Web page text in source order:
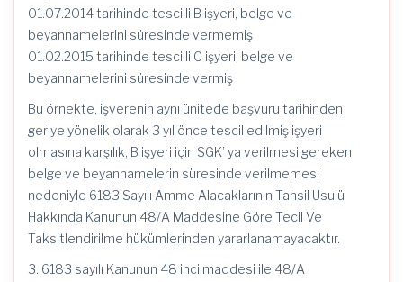
01.07.2014 tarihinde tescilli B işyeri, belge ve
beyannamelerini süresinde vermemiş
01.02.2015 tarihinde tescilli C işyeri, belge ve
beyannamelerini süresinde vermiş
Bu örnekte, işverenin aynı ünitede başvuru tarihinden
geriye yönelik olarak 3 yıl önce tescil edilmiş işyeri
olmasına karşılık, B işyeri için SGK’ ya verilmesi gereken
belge ve beyannamelerin süresinde verilmemesi
nedeniyle 6183 Sayılı Amme Alacaklarının Tahsil Usulü
Hakkında Kanunun 48/A Maddesine Göre Tecil Ve
Taksitlendirilme hükümlerinden yararlanamayacaktır.
3. 6183 sayılı Kanunun 48 inci maddesi ile 48/A